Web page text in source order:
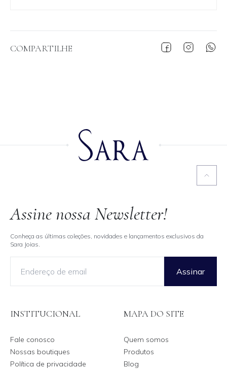
COMPARTILHE
MAPA DO SITE
Quem somos
Produtos
Blog
INSTITUCIONAL
Fale conosco
Nossas boutiques
Política de privacidade
Assine nossa Newsletter!
Conheça as últimas coleções, novidades e lançamentos exclusivos da
Sara Joias.
Assinar